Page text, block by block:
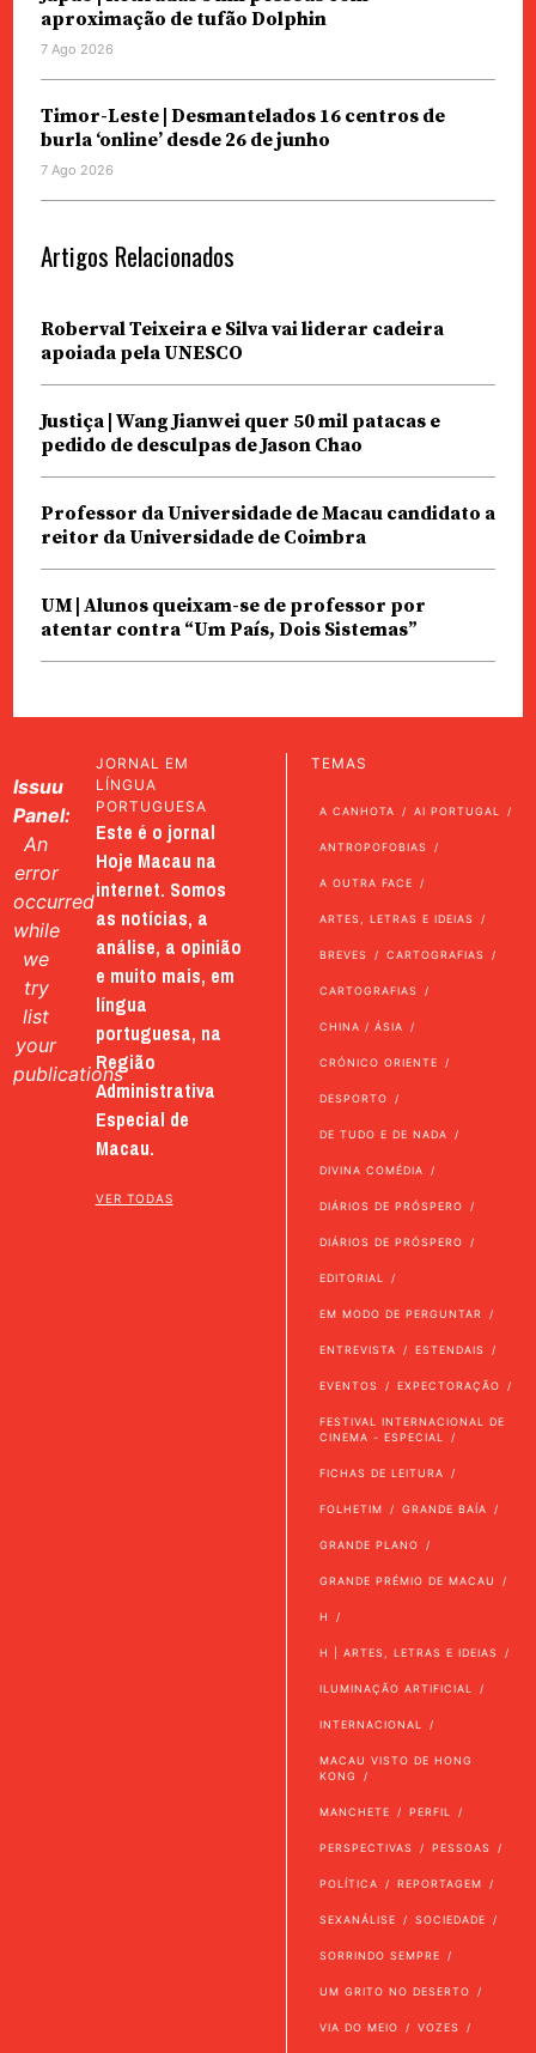
aproximação de tufão Dolphin
7 Ago 2026
Timor-Leste | Desmantelados 16 centros de
burla ‘online’ desde 26 de junho
7 Ago 2026
Artigos Relacionados
Roberval Teixeira e Silva vai liderar cadeira
apoiada pela UNESCO
Justiça | Wang Jianwei quer 50 mil patacas e
pedido de desculpas de Jason Chao
Professor da Universidade de Macau candidato a
reitor da Universidade de Coimbra
UM | Alunos queixam-se de professor por
atentar contra “Um País, Dois Sistemas”
Issuu
Panel:
An
error
occurred
while
we
try
list
your
publications
JORNAL EM
LÍNGUA
PORTUGUESA
Este é o jornal
Hoje Macau na
internet. Somos
as notícias, a
análise, a opinião
e muito mais, em
língua
portuguesa, na
Região
Administrativa
Especial de
Macau.
VER TODAS
TEMAS
A CANHOTA AI PORTUGAL
ANTROPOFOBIAS
A OUTRA FACE
ARTES, LETRAS E IDEIAS
BREVES CARTOGRAFIAS
CARTOGRAFIAS
CHINA / ÁSIA
CRÓNICO ORIENTE
DESPORTO
DE TUDO E DE NADA
DIVINA COMÉDIA
DIÁRIOS DE PRÓSPERO
DIÁRIOS DE PRÓSPERO
EDITORIAL
EM MODO DE PERGUNTAR
ENTREVISTA ESTENDAIS
EVENTOS EXPECTORAÇÃO
FESTIVAL INTERNACIONAL DE
CINEMA - ESPECIAL
FICHAS DE LEITURA
FOLHETIM GRANDE BAÍA
GRANDE PLANO
GRANDE PRÉMIO DE MACAU
H
H | ARTES, LETRAS E IDEIAS
ILUMINAÇÃO ARTIFICIAL
INTERNACIONAL
MACAU VISTO DE HONG
KONG
MANCHETE PERFIL
PERSPECTIVAS PESSOAS
POLÍTICA REPORTAGEM
SEXANÁLISE SOCIEDADE
SORRINDO SEMPRE
UM GRITO NO DESERTO
VIA DO MEIO VOZES